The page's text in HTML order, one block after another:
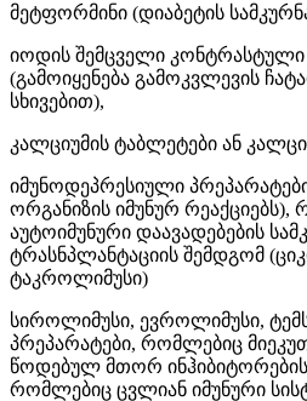
მეტფორმინი (დიაბეტის
იოდის შემცველი კონტრასტული
(გამოიყენება გამოკვლევის
სხივებით),
კალციუმის ტაბლეტები ან
იმუნოდეპრესიული
ორგანიზის იმუნურ რეაქციებს),
აუტოიმუნური დაავადებების
ტრასნპლანტაციის შემდგომ
ტაკროლიმუსი)
სიროლიმუსი, ევროლიმუსი,
პრეპარატები, რომლებიც
წოდებულ მთორ
რომლებიც ცვლიან იმუნური